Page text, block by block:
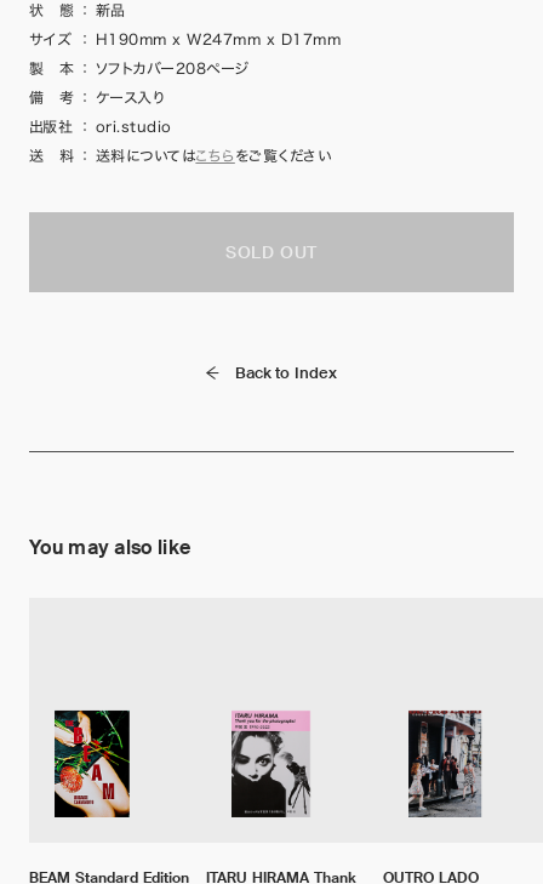
状 態
：
新品
サイズ
：
H190mm x W247mm x D17mm
製 本
：
ソフトカバー208ページ
備 考
：
ケース入り
出版社
：
ori.studio
送 料
： 送料についてはこちら をご覧ください
SOLD OUT
Back to Index
You may also like
BEAM Standard Edition ITARU HIRAMA Thank OUTRO LADO